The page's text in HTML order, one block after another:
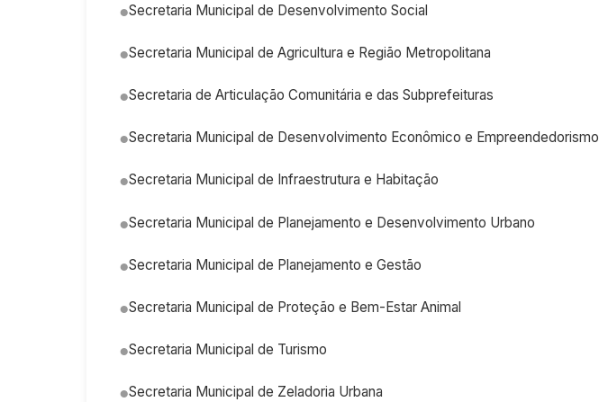
Secretaria Municipal de Desenvolvimento Social
Secretaria Municipal de Agricultura e Região Metropolitana
Secretaria de Articulação Comunitária e das Subprefeituras
Secretaria Municipal de Desenvolvimento Econômico e Empreendedorismo
Secretaria Municipal de Infraestrutura e Habitação
Secretaria Municipal de Planejamento e Desenvolvimento Urbano
Secretaria Municipal de Planejamento e Gestão
Secretaria Municipal de Proteção e Bem-Estar Animal
Secretaria Municipal de Turismo
Secretaria Municipal de Zeladoria Urbana